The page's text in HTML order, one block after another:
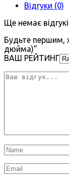
Відгуки (0)
Ще немає
Будьте першим,
дюйма)”
ВАШ РЕЙТИНГ